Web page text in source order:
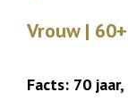
Vrouw | 60+
Facts: 70